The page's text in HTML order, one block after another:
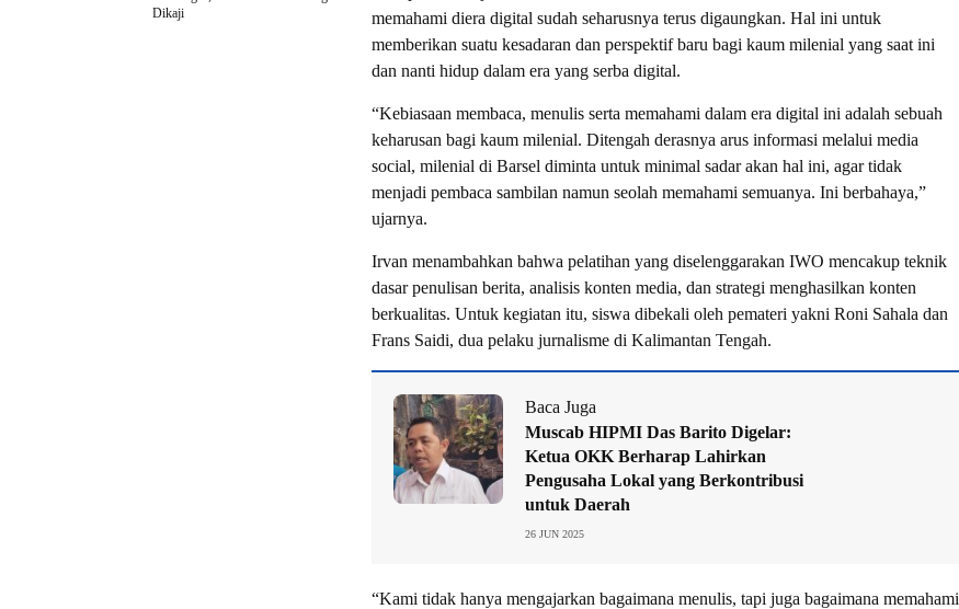
memahami diera digital sudah seharusnya terus digaungkan. Hal ini untuk
memberikan suatu kesadaran dan perspektif baru bagi kaum milenial yang saat ini
dan nanti hidup dalam era yang serba digital.
“Kebiasaan membaca, menulis serta memahami dalam era digital ini adalah sebuah
keharusan bagi kaum milenial. Ditengah derasnya arus informasi melalui media
social, milenial di Barsel diminta untuk minimal sadar akan hal ini, agar tidak
menjadi pembaca sambilan namun seolah memahami semuanya. Ini berbahaya,”
ujarnya.
Irvan menambahkan bahwa pelatihan yang diselenggarakan IWO mencakup teknik
dasar penulisan berita, analisis konten media, dan strategi menghasilkan konten
berkualitas. Untuk kegiatan itu, siswa dibekali oleh pemateri yakni Roni Sahala dan
Frans Saidi, dua pelaku jurnalisme di Kalimantan Tengah.
Baca Juga
Muscab HIPMI Das Barito Digelar:
Ketua OKK Berharap Lahirkan
Pengusaha Lokal yang Berkontribusi
untuk Daerah
26 JUN 2025
“Kami tidak hanya mengajarkan bagaimana menulis, tapi juga bagaimana memahami
Dikaji